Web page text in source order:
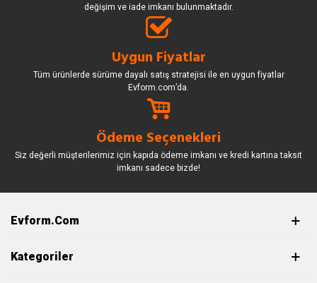
değişim ve iade imkanı bulunmaktadır.
Uygun Fiyatlar
Tüm ürünlerde sürüme dayalı satış stratejisi ile en uygun fiyatlar
Evform.com’da.
Ödeme Seçenekleri
Siz değerli müşterilerimiz için kapıda ödeme imkanı ve kredi kartına taksit
imkanı sadece bizde!
Evform.com
Kategoriler